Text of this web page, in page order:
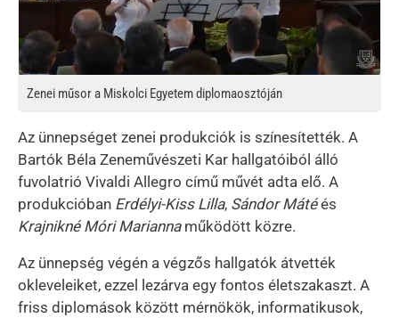
Zenei műsor a Miskolci Egyetem diplomaosztóján
Az ünnepséget zenei produkciók is színesítették. A
Bartók Béla Zeneművészeti Kar hallgatóiból álló
fuvolatrió Vivaldi Allegro című művét adta elő. A
produkcióban Erdélyi-Kiss Lilla, Sándor Mátéés
Krajnikné Móri Mariannaműködött közre.
Az ünnepség végén a végzős hallgatók átvették
okleveleiket, ezzel lezárva egy fontos életszakaszt. A
friss diplomások között mérnökök, informatikusok,